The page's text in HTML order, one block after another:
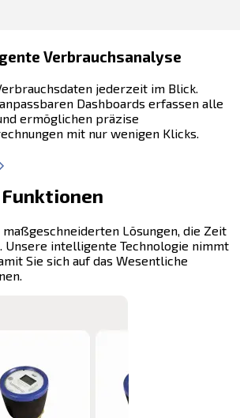
Verbrauchsanalyse
jederzeit im Blick.
Dashboards erfassen alle
ermöglichen präzise
mit nur wenigen Klicks.
Lösungen, die Zeit
Unsere intelligente Technologie nimmt
Sie sich auf das Wesentliche